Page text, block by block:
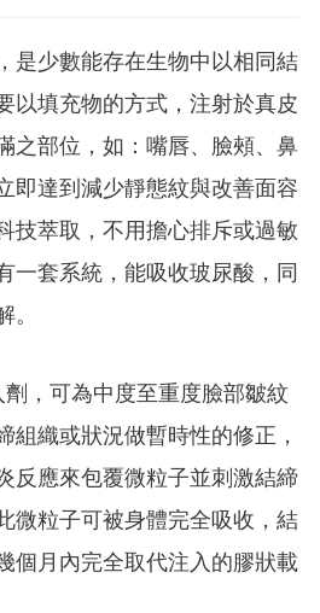
是少數能存在生物中以相同結
以填充物的方式，注射於真皮
之部位，如：嘴唇、臉頰、鼻
即達到減少靜態紋與改善面容
技萃取，不用擔心排斥或過敏
一套系統，能吸收玻尿酸，同
。
劑，可為中度至重度臉部皺紋
組織或狀況做暫時性的修正，
反應來包覆微粒子並刺激結締
微粒子可被身體完全吸收，結
個月內完全取代注入的膠狀載